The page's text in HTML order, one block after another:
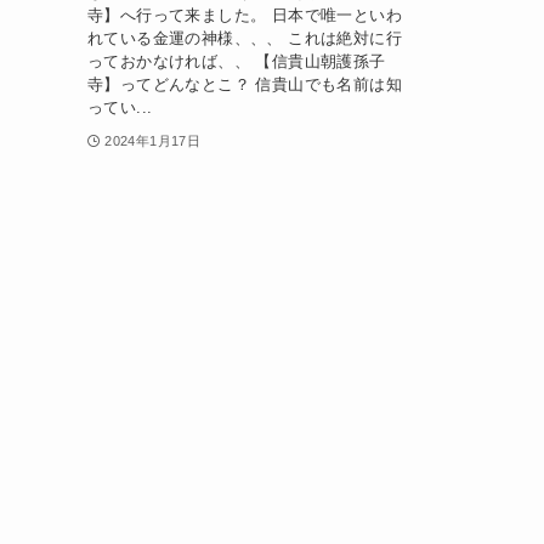
寺】へ行って来ました。 日本で唯一といわ
れている金運の神様、、、 これは絶対に行
っておかなければ、、 【信貴山朝護孫子
寺】ってどんなとこ？ 信貴山でも名前は知
ってい...
2024年1月17日